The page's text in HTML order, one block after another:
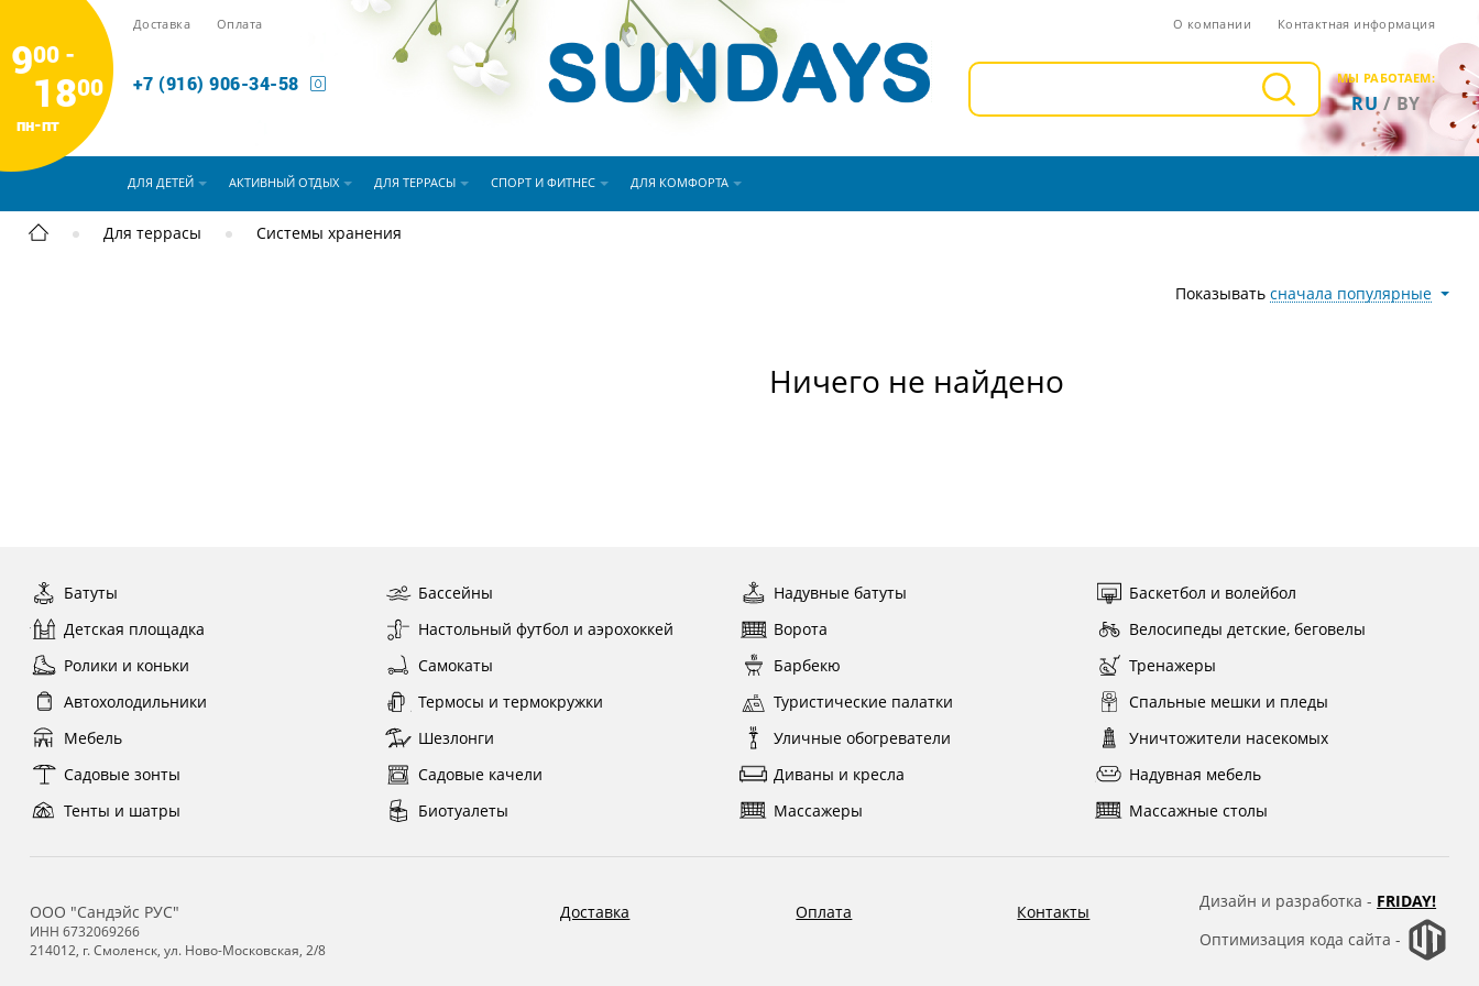
900 -
1800
пн-пт
Доставка Оплата О компании Контактная информация
+7 (916) 906-34-58 МЫ РАБОТАЕМ:
RU/ BY
ДЛЯ ДЕТЕЙ АКТИВНЫЙ ОТДЫХ ДЛЯ ТЕРРАСЫ СПОРТ И ФИТНЕС ДЛЯ КОМФОРТА
Для террасы Системы хранения
Показывать сначала популярные
Ничего не найдено
Батуты Бассейны Надувные батуты
Баскетбол и волейбол
Детская площадка
Настольный футбол и аэрохоккей Ворота
Велосипеды детские, беговелы
Ролики и коньки
Самокаты Барбекю
Тренажеры
Автохолодильники
Термосы и термокружки Туристические палатки
Спальные мешки и пледы
Мебель
Шезлонги Уличные обогреватели
Уничтожители насекомых
Садовые зонты
Садовые качели Диваны и кресла
Надувная мебель
Тенты и шатры
Биотуалеты Массажеры Массажные столы
ООО "Сандэйс РУС"
ИНН 6732069266
214012, г. Смоленск, ул. Ново-Московская, 2/8
Дизайн и разработка - FRIDAY!
Оптимизация кода сайта -
Доставка Оплата Контакты